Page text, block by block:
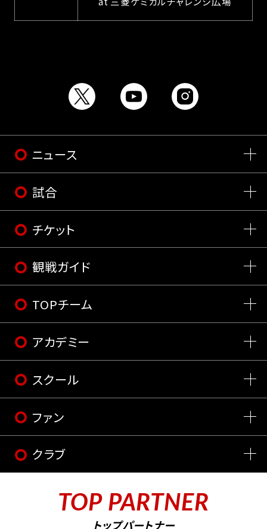
ニュース
試合
チケット
観戦ガイド
TOPチーム
アカデミー
スクール
ファン
クラブ
TOP PARTNER
トップパートナー